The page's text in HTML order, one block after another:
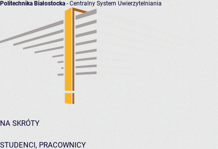
Politechnika Białostocka - Centralny System Uwierzytelniania
NA SKRÓTY
STUDENCI, PRACOWNICY